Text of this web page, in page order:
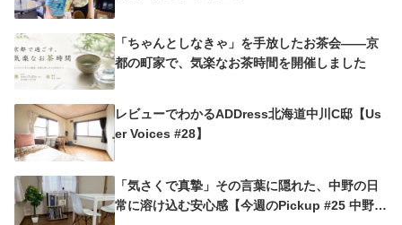
「ちゃんとしなきゃ」を手放したお茶会——京
都の町家で、気楽なお茶時間を開催しました
レビューでわかるADDress北海道中川C邸【Us
er Voices #28】
「気さくで真摯」その言葉に隠れた、中野の日
常に溶け込む安心感【今週のPickup #25 中野沼